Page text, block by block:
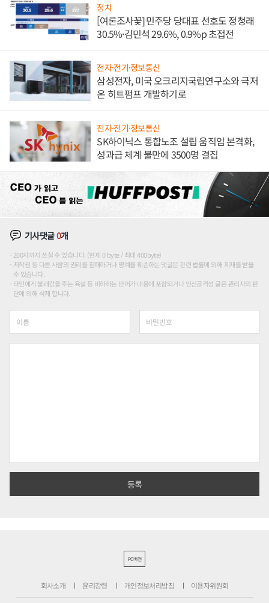
정치
[여론조사꽃] 민주당 당대표 선호도 정청래
30.5%·김민석 29.6%, 0.9%p 초접전
전자·전기·정보통신
삼성전자, 미국 오크리지국립연구소와 극저
온 히트펌프 개발하기로
전자·전기·정보통신
SK하이닉스 통합노조 설립 움직임 본격화,
성과급 체계 불만에 3500명 결집
기사댓글0개
200자까지 쓰실 수 있습니다. (현재 0 byte / 최대 400byte)
저작권 등 다른 사람의 권리를 침해하거나 명예를 훼손하는 댓글은 관련 법률에 의해 제재를 받을
수 있습니다.
타인에게 불쾌감을 주는 욕설 등 비하하는 단어가 내용에 포함되거나 인신공격성 글은 관리자의 판
단에 의해 삭제 합니다.
PC버전
회사소개 윤리강령 개인정보처리방침 이용자위원회